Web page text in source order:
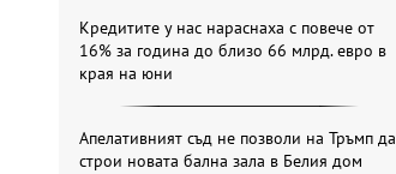
Кредитите у нас нараснаха с повече от
16% за година до близо 66 млрд. евро в
края на юни
Апелативният съд не позволи на Тръмп да
строи новата бална зала в Белия дом